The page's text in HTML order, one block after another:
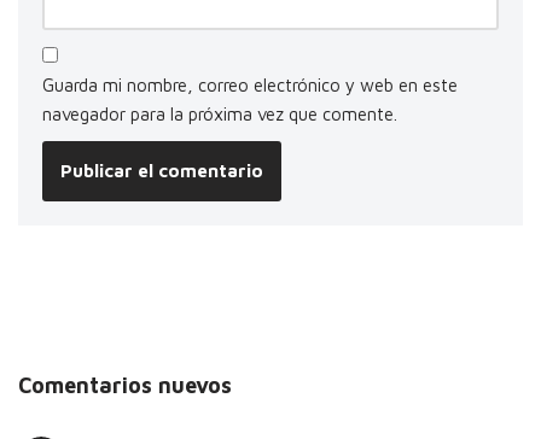
Guarda mi nombre, correo electrónico y web en este
navegador para la próxima vez que comente.
Comentarios nuevos